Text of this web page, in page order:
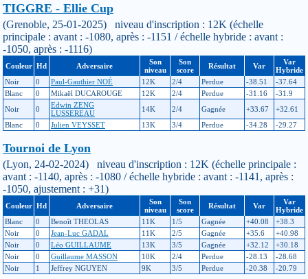
TIGGRE - Ellie Cup
(Grenoble, 25-01-2025) niveau d'inscription : 12K (échelle
principale : avant : -1080, après : -1151 / échelle hybride : avant :
-1050, après : -1116)
Couleur Hd Adversaire
Son
niveau
Son
score
Résultat Var
Var
Hybride
Noir
0 Paul-Gauthier NOÉ 12K 2/4 Perdue -38.51
-37.64
Blanc
0 Mikaël DUCAROUGE 12K 2/4 Perdue -31.16
-31.9
Noir
0
Edwin ZENG
LUSSEREAU
14K 2/4 Gagnée +33.67
+32.61
Blanc
0 Julien VEYSSET 13K 3/4 Perdue -34.28 -29.27
Tournoi de Lyon
(Lyon, 24-02-2024) niveau d'inscription : 12K (échelle principale :
avant : -1140, après : -1080 / échelle hybride : avant : -1141, après :
-1050, ajustement : +31)
Couleur Hd Adversaire
Son
niveau
Son
score
Résultat Var
Var
Hybride
Blanc
0 Benoît THEOLAS 11K 1/5 Gagnée +40.08
+38.3
Noir
0 Jean-Luc GADAL 11K 2/5 Gagnée +35.6
+40.98
Noir
0 Léo GUILLAUME 13K 3/5 Gagnée +32.12
+30.18
Noir
0 Guillaume MASSON 10K 2/4 Perdue -28.13
-28.68
Noir
1 Jeffrey NGUYEN 9K 3/5 Perdue -20.38 -20.79